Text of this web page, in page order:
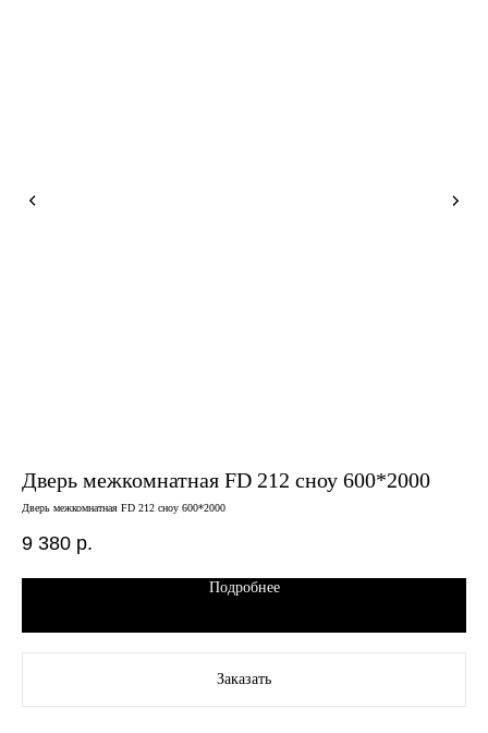
Дверь межкомнатная FD 212 сноу 600*2000
Дверь межкомнатная FD 212 сноу 600*2000
9 380 р.
Подробнее
Заказать